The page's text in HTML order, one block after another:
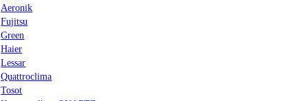
Aeronik
Fujitsu
Green
Haier
Lessar
Quattroclima
Tosot